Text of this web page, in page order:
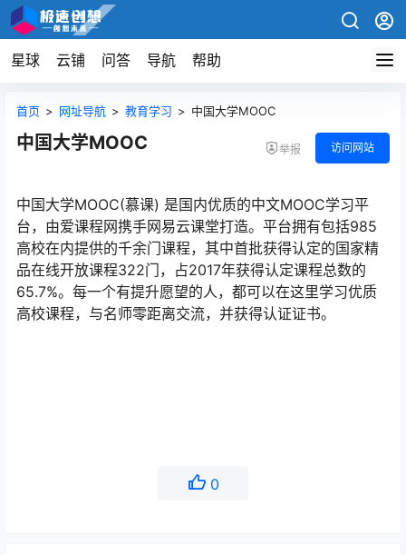
星球 云铺 问答 导航 帮助
首页 > 网址导航 > 教育学习 > 中国大学MOOC
中国大学MOOC 举报 访问网站
中国大学MOOC(慕课) 是国内优质的中文MOOC学习平
台，由爱课程网携手网易云课堂打造。平台拥有包括985
高校在内提供的千余门课程，其中首批获得认定的国家精
品在线开放课程322门，占2017年获得认定课程总数的
65.7%。每一个有提升愿望的人，都可以在这里学习优质
高校课程，与名师零距离交流，并获得认证证书。
0